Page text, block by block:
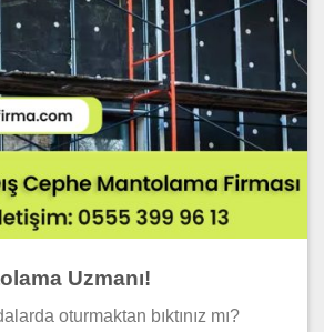
Uzmanı!
oturmaktan bıktınız mı?